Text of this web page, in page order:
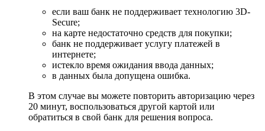
если ваш банк не поддерживает технологию 3D-
Secure;
на карте недостаточно средств для покупки;
банк не поддерживает услугу платежей в
интернете;
истекло время ожидания ввода данных;
в данных была допущена ошибка.
В этом случае вы можете повторить авторизацию через
20 минут, воспользоваться другой картой или
обратиться в свой банк для решения вопроса.